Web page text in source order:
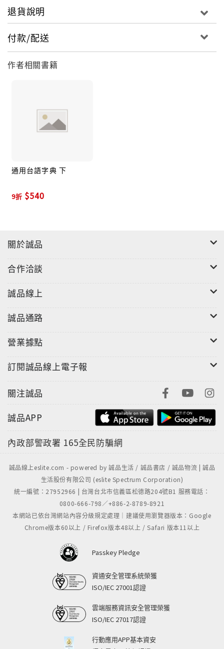
退貨說明
付款/配送
作者相關書籍
通用台語字典 下
9折 $540
關於誠品
合作洽談
誠品線上
誠品通路
營業據點
訂閱誠品線上電子報
關注誠品
誠品APP
內政部警政署 165全民防騙網
誠品線上eslite.com - powered by 誠品生活 / 誠品書店 / 誠品物流 | 誠品
生活股份有限公司 (eslite Spectrum Corporation)
統一編號：27952966 | 台灣台北市信義區松德路204號B1 服務電話：
0800-666-798／+886-2-8789-8921
本網站已依台灣網站內容分級規定處理｜建議使用瀏覽器版本：Google
Chrome版本60以上 / Firefox版本48以上 / Safari 版本11以上
Passkey Pledge
資通安全管理系統榮獲
ISO/IEC 27001認證
雲端服務資訊安全管理榮獲
ISO/IEC 27017認證
行動應用APP基本資安